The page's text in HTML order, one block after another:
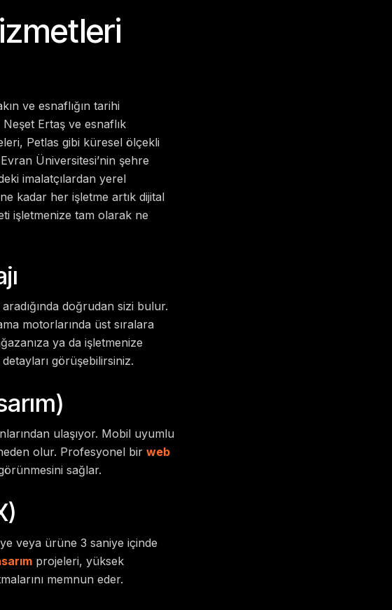
ve esnaflığın tarihi
Ertaş ve esnaflık
Petlas gibi küresel ölçekli
Üniversitesi’nin şehre
imalatçılardan yerel
kadar her işletme artık dijital
işletmenize tam olarak ne
doğrudan sizi bulur.
motorlarında üst sıralara
ya da işletmenize
görüşebilirsiniz.
ulaşıyor. Mobil uyumlu
olur. Profesyonel bir web
sağlar.
veya ürüne 3 saniye içinde
projeleri, yüksek
memnun eder.